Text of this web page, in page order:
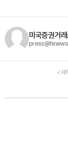
미국증권거
<저